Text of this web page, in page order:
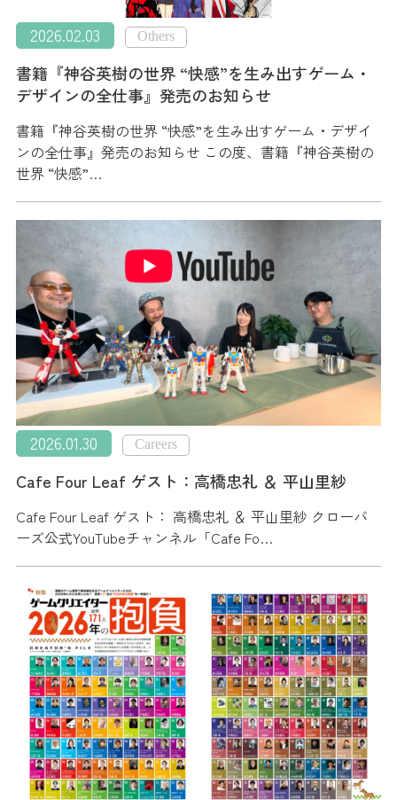
2026.02.03 Others
書籍『神谷英樹の世界 “快感”を生み出すゲーム・
デザインの全仕事』発売のお知らせ
書籍『神谷英樹の世界 “快感”を生み出すゲーム・デザイ
ンの全仕事』発売のお知らせ この度、書籍『神谷英樹の
世界 “快感”…
2026.01.30 Careers
Cafe Four Leaf ゲスト：高橋忠礼 ＆ 平山里紗
Cafe Four Leaf ゲスト： 高橋忠礼 ＆ 平山里紗 クローバ
ーズ公式YouTubeチャンネル「Cafe Fo…